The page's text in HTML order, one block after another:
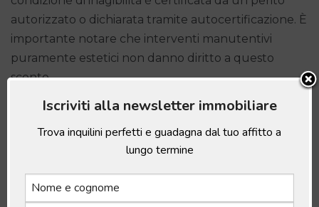
autorizzato o dichiarata tramite autocertificazione. È
importante notare che interventi manutentivi
puramente estetici non danno diritto a questo
sconto.
Iscriviti alla newsletter immobiliare
Trova inquilini perfetti e guadagna dal tuo affitto a
lungo termine